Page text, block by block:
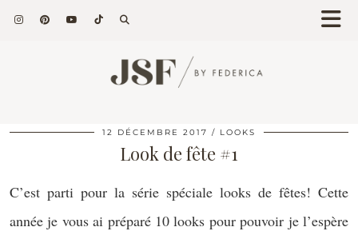
12 DÉCEMBRE 2017 LOOKS
Look de fête #1
C’est parti pour la série spéciale looks de fêtes! Cette
année je vous ai préparé 10 looks pour pouvoir je l’espère